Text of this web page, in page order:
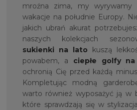
mroźna zima, my wyrywamy
wakacje na południe Europy.
jakich ubrań akurat
naszych kolekcjach
sukienki na lato kuszą
powabem, a ciepłe golfyna
ochronią Cię przed każdą
Kompletując modną
warto również wyposażyć ją w
które sprawdzają się w